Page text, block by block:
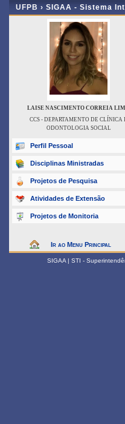
UFPB › SIGAA - Sistema
LAISE NASCIMENTO CORREIA
CCS - DEPARTAMENTO DE CLÍNICA
ODONTOLOGIA SOCIAL
Perfil Pessoal
Disciplinas Ministradas
Projetos de Pesquisa
Atividades de Extensão
Projetos de Monitoria
Ir ao Menu Principal
SIGAA | STI -